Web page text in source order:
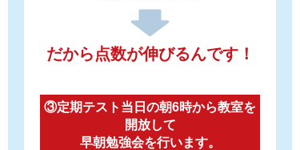
だから点数が伸びるんです！
③定期テスト当日の朝6時から教室を
開放して
早朝勉強会を行います。